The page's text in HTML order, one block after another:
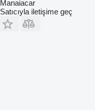
Manaiacar
Satıcıyla iletişime geç